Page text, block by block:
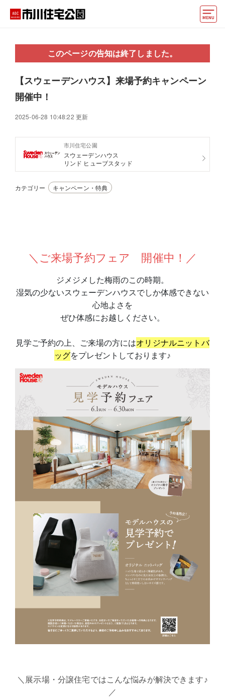
住宅会社・ハウスメーカー
動画でモデルハウス見学
好みからモデルハウスを探す
住まいづくりお役立ち情報
このページの告知は終了しました。
【スウェーデンハウス】来場予約キャンペーン
開催中！
2025-06-28 10:48:22 更新
市川住宅公園
スウェーデンハウス
リンド ヒューブスタッド
カテゴリー キャンペーン・特典
＼ご来場予約フェア 開催中！／
ジメジメした梅雨のこの時期。
湿気の少ないスウェーデンハウスでしか体感できない
心地よさを
ぜひ体感にお越しください。
見学ご予約の上、ご来場の方にはオリジナルニットバ
ッグをプレゼントしております♪
＼展示場・分譲住宅ではこんな悩みが解決できます♪
／